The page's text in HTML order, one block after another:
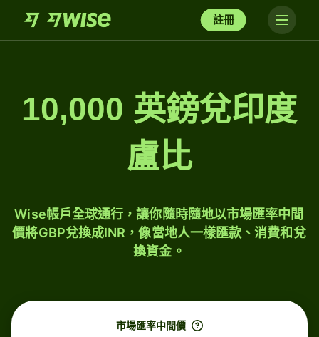
註冊
10,000 英鎊兌印度
盧比
Wise帳戶全球通行，讓你隨時隨地以市場匯率中間
價將GBP兌換成INR，像當地人一樣匯款、消費和兌
換資金。
市場匯率中間價